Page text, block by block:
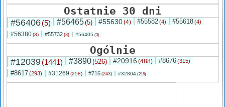
Ostatnie 30 dni
#56406(5) #56465(5) #55630(4) #55582(4) #55618(4)
#56380(3) #55732 (3) #56405 (3)
Ogólnie
#12039(1441) #3890(526) #20916 (488) #8676(315)
#8617(293) #31269 (258) #716 (243) #32804 (216)